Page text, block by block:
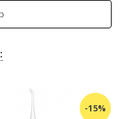
-15%